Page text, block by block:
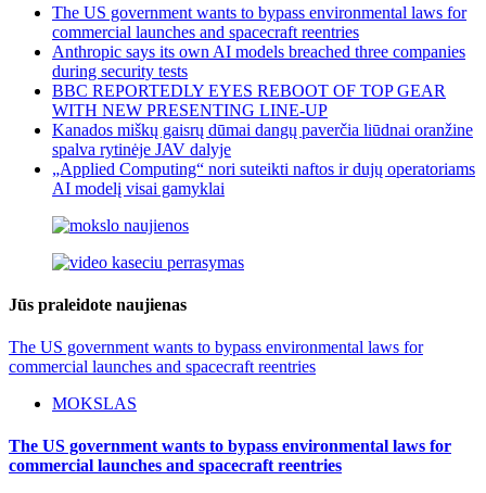
The US government wants to bypass environmental laws for
commercial launches and spacecraft reentries
Anthropic says its own AI models breached three companies
during security tests
BBC REPORTEDLY EYES REBOOT OF TOP GEAR
WITH NEW PRESENTING LINE-UP
Kanados miškų gaisrų dūmai dangų paverčia liūdnai oranžine
spalva rytinėje JAV dalyje
„Applied Computing“ nori suteikti naftos ir dujų operatoriams
AI modelį visai gamyklai
Jūs praleidote naujienas
The US government wants to bypass environmental laws for
commercial launches and spacecraft reentries
MOKSLAS
The US government wants to bypass environmental laws for
commercial launches and spacecraft reentries